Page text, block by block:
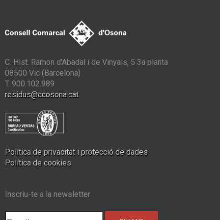
C. Hist. Ramon d'Abadal i de Vinyals, 5 3a planta
08500 Vic (Barcelona)
T. 900.102.989
residus@ccosona.cat
Política de privacitat i protecció de dades
Política de cookies
Inscriu-te a la newsletter